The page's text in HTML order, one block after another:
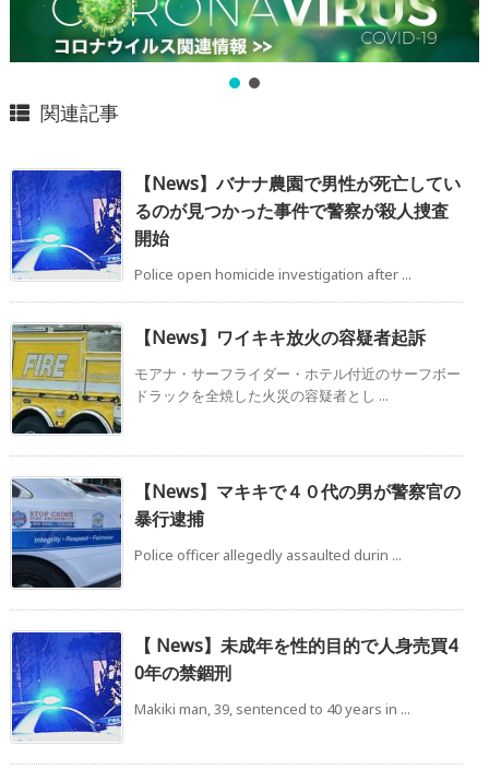
関連記事
【News】バナナ農園で男性が死亡してい
るのが見つかった事件で警察が殺人捜査
開始
Police open homicide investigation after ...
【News】ワイキキ放火の容疑者起訴
モアナ・サーフライダー・ホテル付近のサーフボー
ドラックを全焼した火災の容疑者とし ...
【News】マキキで４０代の男が警察官の
暴行逮捕
Police officer allegedly assaulted durin ...
【 News】未成年を性的目的で人身売買4
0年の禁錮刑
Makiki man, 39, sentenced to 40 years in ...